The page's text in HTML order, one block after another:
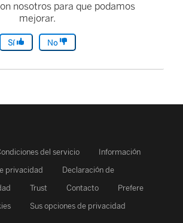
nosotros para que podamos
mejorar.
Sí No
del servicio
Información
privacidad
Declaración de
Trust Contacto
Prefere
Sus opciones de privacidad